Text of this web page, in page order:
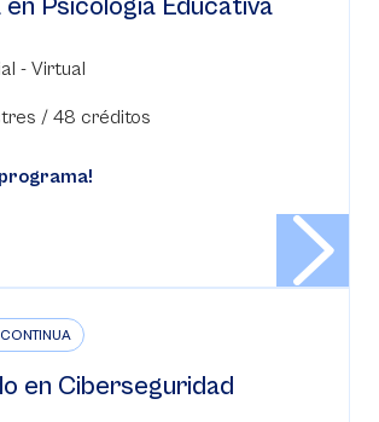
Psicología Educativa
- Virtual
/ 48 créditos
programa!
en Ciberseguridad